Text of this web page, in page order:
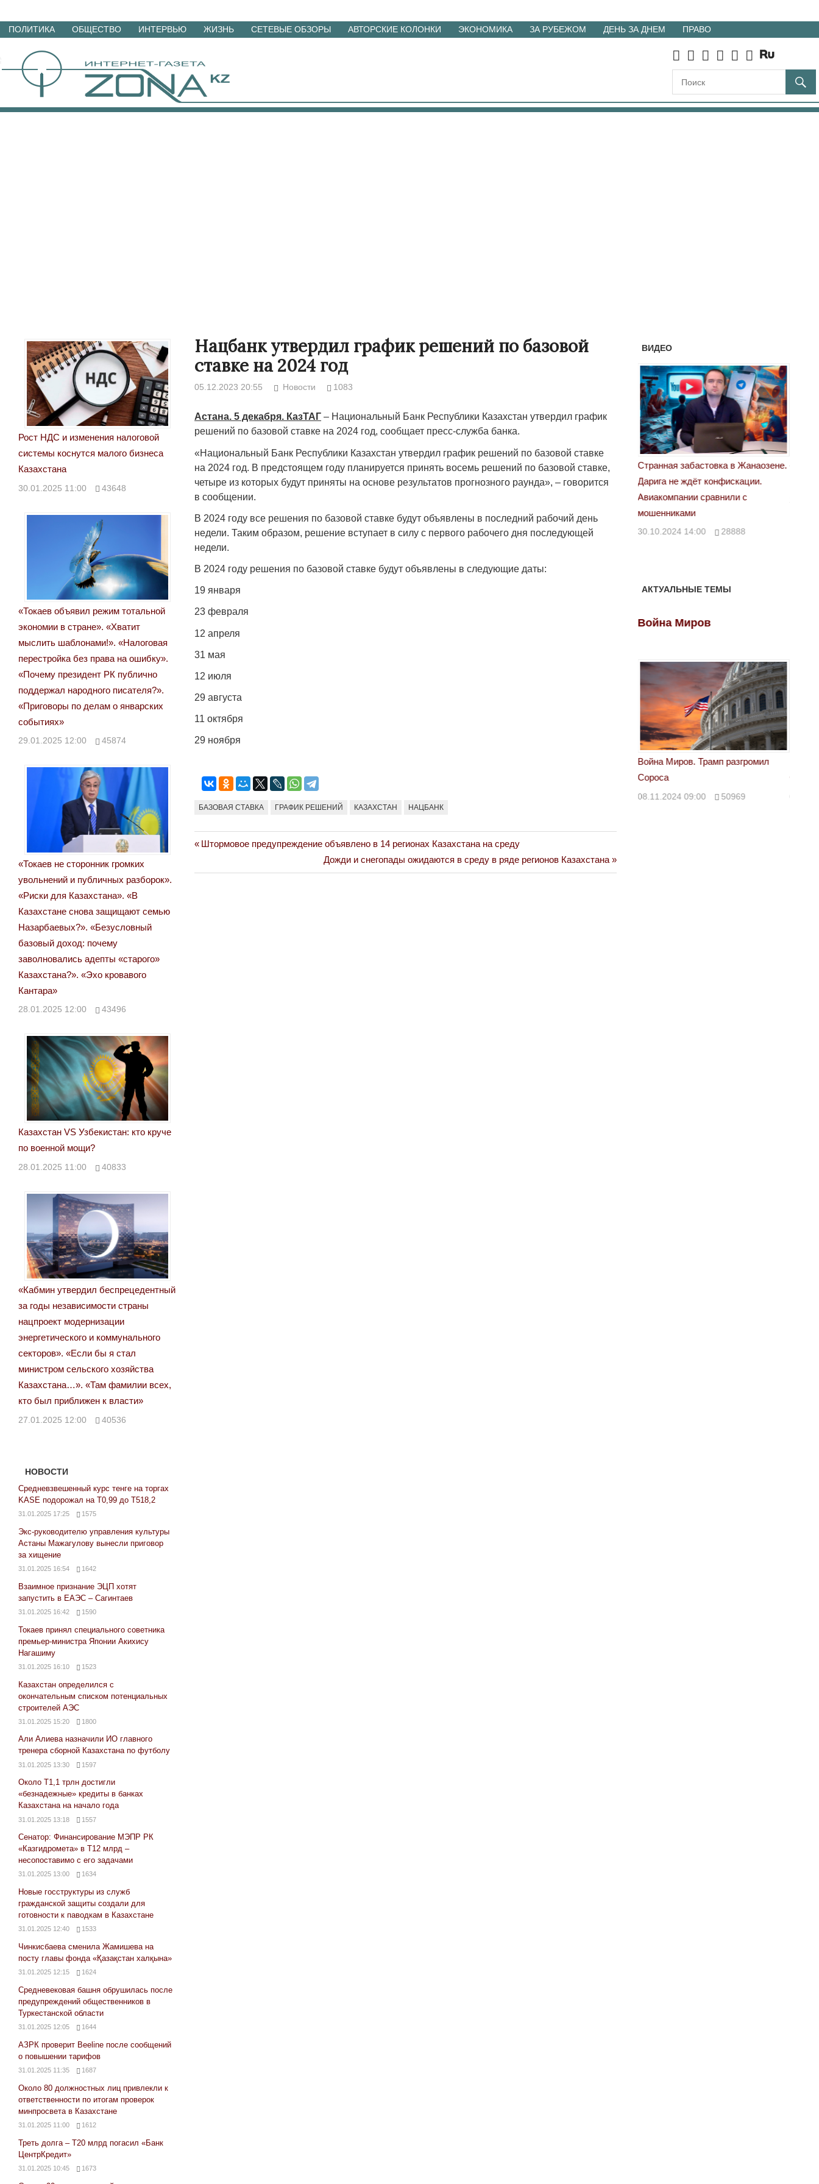
Перейти
материалам
ПОЛИТИКА ОБЩЕСТВО ИНТЕРВЬЮ ЖИЗНЬ СЕТЕВЫЕ ОБЗОРЫ АВТОРСКИЕ КОЛОНКИ ЭКОНОМИКА ЗА РУБЕЖОМ ДЕНЬ ЗА ДНЕМ ПРАВО
Нацбанк утвердил график решений по базовой
ставке на 2024 год
05.12.2023 20:55 Новости 1083
Астана. 5 декабря. КазТАГ – Национальный Банк Республики Казахстан утвердил график
решений по базовой ставке на 2024 год, сообщает пресс-служба банка.
«Национальный Банк Республики Казахстан утвердил график решений по базовой ставке
на 2024 год. В предстоящем году планируется принять восемь решений по базовой ставке,
четыре из которых будут приняты на основе результатов прогнозного раунда», – говорится
в сообщении.
В 2024 году все решения по базовой ставке будут объявлены в последний рабочий день
недели. Таким образом, решение вступает в силу с первого рабочего дня последующей
недели.
В 2024 году решения по базовой ставке будут объявлены в следующие даты:
19 января
23 февраля
12 апреля
31 мая
12 июля
29 августа
11 октября
29 ноября
БАЗОВАЯ СТАВКА ГРАФИК РЕШЕНИЙ КАЗАХСТАН НАЦБАНК
Навигация
по
Previous
Штормовое предупреждение объявлено в 14 регионах Казахстана на среду
Next
Post:
Дожди и снегопады ожидаются в среду в ряде регионов Казахстана
Рост НДС и изменения налоговой
системы коснутся малого бизнеса
Казахстана
30.01.2025 11:00 43648
«Токаев объявил режим тотальной
экономии в стране». «Хватит
мыслить шаблонами!». «Налоговая
перестройка без права на ошибку».
«Почему президент РК публично
поддержал народного писателя?».
«Приговоры по делам о январских
событиях»
29.01.2025 12:00 45874
«Токаев не сторонник громких
увольнений и публичных разборок».
«Риски для Казахстана». «В
Казахстане снова защищают семью
Назарбаевых?». «Безусловный
базовый доход: почему
заволновались адепты «старого»
Казахстана?». «Эхо кровавого
Кантара»
28.01.2025 12:00 43496
Казахстан VS Узбекистан: кто круче
по военной мощи?
28.01.2025 11:00 40833
«Кабмин утвердил беспрецедентный
за годы независимости страны
нацпроект модернизации
энергетического и коммунального
секторов». «Если бы я стал
министром сельского хозяйства
Казахстана…». «Там фамилии всех,
кто был приближен к власти»
27.01.2025 12:00 40536
НОВОСТИ
Средневзвешенный курс тенге на торгах
KASE подорожал на Т0,99 до Т518,2
31.01.2025 17:25 1575
Экс-руководителю управления культуры
Астаны Мажагулову вынесли приговор
за хищение
31.01.2025 16:54 1642
Взаимное признание ЭЦП хотят
запустить в ЕАЭС – Сагинтаев
31.01.2025 16:42 1590
Токаев принял специального советника
премьер-министра Японии Акихису
Нагашиму
31.01.2025 16:10 1523
Казахстан определился с
окончательным списком потенциальных
строителей АЭС
31.01.2025 15:20 1800
Али Алиева назначили ИО главного
тренера сборной Казахстана по футболу
31.01.2025 13:30 1597
Около Т1,1 трлн достигли
«безнадежные» кредиты в банках
Казахстана на начало года
31.01.2025 13:18 1557
Сенатор: Финансирование МЭПР РК
«Казгидромета» в Т12 млрд –
несопоставимо с его задачами
31.01.2025 13:00 1634
Новые госструктуры из служб
гражданской защиты создали для
готовности к паводкам в Казахстане
31.01.2025 12:40 1533
Чинкисбаева сменила Жамишева на
посту главы фонда «Қазақстан халқына»
31.01.2025 12:15 1624
Средневековая башня обрушилась после
предупреждений общественников в
Туркестанской области
31.01.2025 12:05 1644
АЗРК проверит Beeline после сообщений
о повышении тарифов
31.01.2025 11:35 1687
Около 80 должностных лиц привлекли к
ответственности по итогам проверок
минпросвета в Казахстане
31.01.2025 11:00 1612
Треть долга – Т20 млрд погасил «Банк
ЦентрКредит»
31.01.2025 10:45 1673
ВИДЕО
Народ выбрал свет
17.10.2024 17:00 29972
Странная забастовка в Жанаозене.
Дарига не ждёт конфискации.
мошенниками
30.10.2024 14:00 28888
«Новый Казахстан не говорит всей
правды»
29.10.2024 09:00 39623
АКТУАЛЬНЫЕ ТЕМЫ
Война Миров
Война Миров. Трамп разгромил
Сороса
08.11.2024 09:00 50969